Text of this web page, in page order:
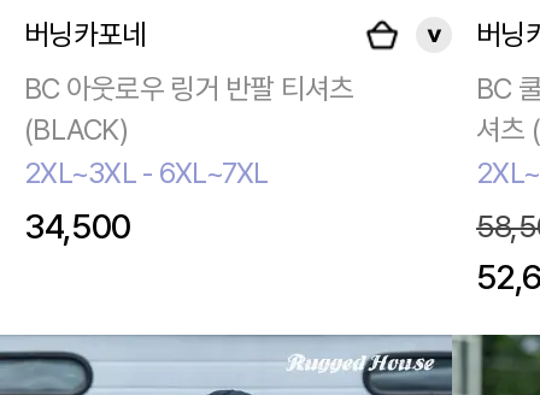
버닝카포네
BC 아웃로우 링거 반팔 티셔츠
(BLACK)
2XL~3XL - 6XL~7XL
34,500
버닝
BC
셔츠